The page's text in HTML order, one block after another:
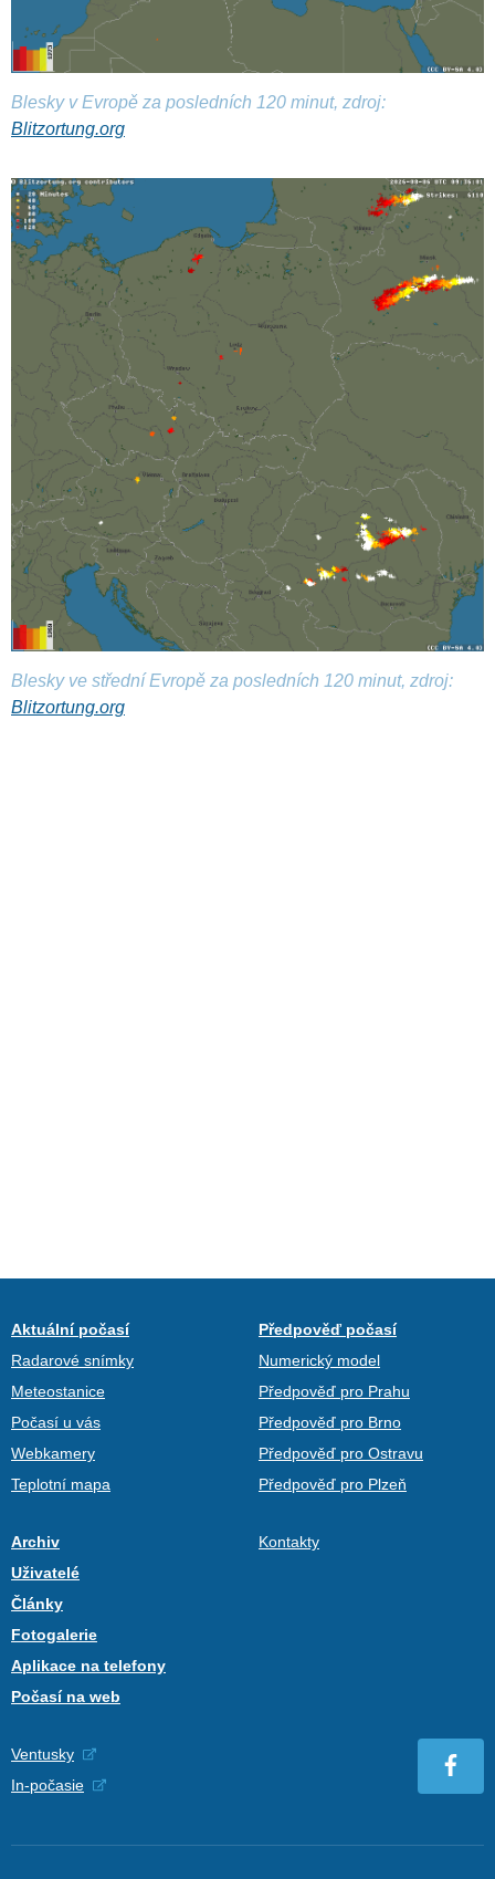
Blesky v Evropě za posledních 120 minut, zdroj:
Blitzortung.org
Blesky ve střední Evropě za posledních 120 minut, zdroj:
Blitzortung.org
Aktuální počasí
Radarové snímky
Meteostanice
Počasí u vás
Webkamery
Teplotní mapa
Předpověď počasí
Numerický model
Předpověď pro Prahu
Předpověď pro Brno
Předpověď pro Ostravu
Předpověď pro Plzeň
Archiv
Uživatelé
Články
Fotogalerie
Aplikace na telefony
Počasí na web
Kontakty
Ventusky
In-počasie